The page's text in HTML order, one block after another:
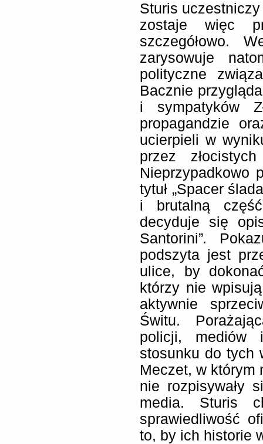
Sturis
zostaje więc
szczegółowo.
zarysowuje
polityczne
Bacznie
i sympatyków
propagandzie
ucierpieli w
przez
Nieprzypadkowo
tytuł „Spacer
i brutalną
decyduje się
Santorini”.
podszyta jest
ulice, by
którzy nie
aktywnie
Świtu.
policji, mediów
stosunku do tych
Meczet, w którym
nie rozpisywały
media. Sturis
sprawiedliwość
to, by ich historie